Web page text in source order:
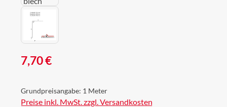
Regulärer Preis:
7,70 €
Grundpreisangabe: 1 Meter
Preise inkl. MwSt. zzgl. Versandkosten